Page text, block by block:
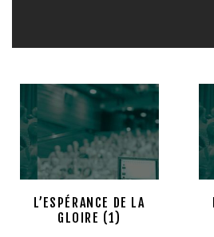
L’ESPÉRANCE DE LA
GLOIRE (1)